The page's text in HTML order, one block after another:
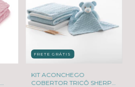
FRETE GRÁTIS
KIT ACONCHEGO
COBERTOR TRICÔ SHERPA